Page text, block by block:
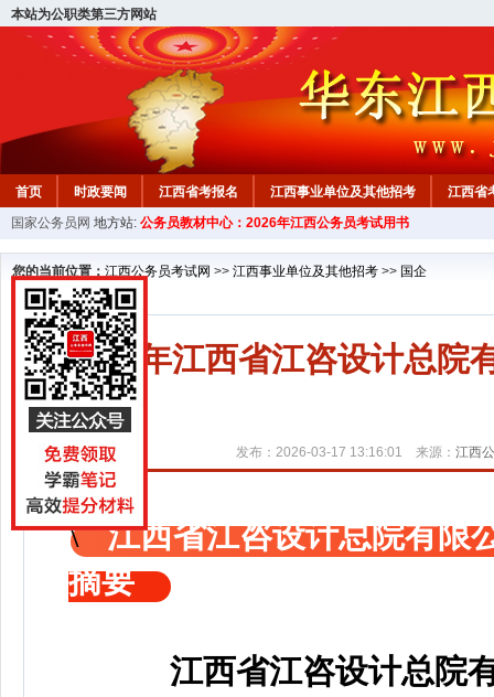
本站为公职类第三方网站
首页 时政要闻 江西省考报名 江西事业单位及其他招考 江西省
教材中心
国家公务员网 地方站: 公务员教材中心：2026年江西公务员考试用书
您的当前位置： 江西公务员考试网 >> 江西事业单位及其他招考 >> 国企
2026年江西省江咨设计总院
发布：2026-03-17 13:16:01 来源： 江西
江西省江咨设计总院有限
摘要
江西省江咨设计总院